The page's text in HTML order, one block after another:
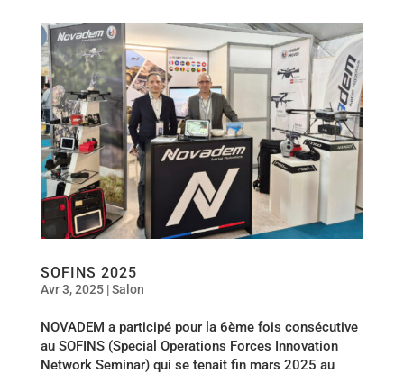
SOFINS 2025
Avr 3, 2025|Salon
NOVADEM a participé pour la 6ème fois consécutive
au SOFINS (Special Operations Forces Innovation
Network Seminar) qui se tenait fin mars 2025 au